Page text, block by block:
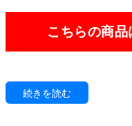
こちらの商
寒さから、愛おしい我が子
寒い季節は、ペットの体温管理
続きを読む